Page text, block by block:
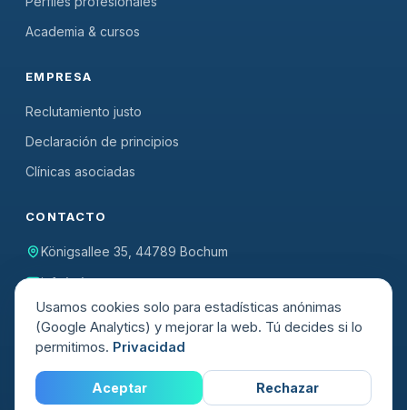
Academia & cursos
EMPRESA
Reclutamiento justo
Declaración de principios
Clínicas asociadas
CONTACTO
Königsallee 35, 44789 Bochum
info(@)mygermanway.com
© 2026 MyGermanWay GmbH ·Aviso legal·Privacidad·AGB
Usamos cookies solo para estadísticas anónimas
(Google Analytics) y mejorar la web. Tú decides si lo
permitimos. Privacidad
Aceptar Rechazar